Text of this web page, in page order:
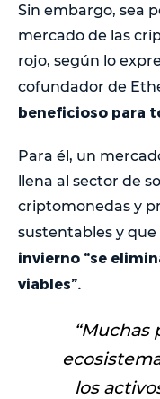
Sin embargo, sea
mercado de las
rojo, según lo
cofundador de
beneficioso para
Para él, un
llena al sector de
criptomonedas y
sustentables y que
invierno “se
viables”.
“Muchas
los